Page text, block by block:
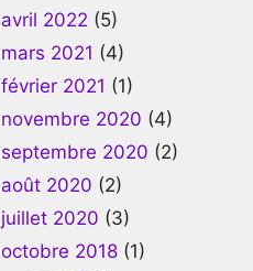
avril 2022 (5)
mars 2021 (4)
février 2021 (1)
novembre 2020 (4)
septembre 2020 (2)
août 2020 (2)
juillet 2020 (3)
octobre 2018 (1)